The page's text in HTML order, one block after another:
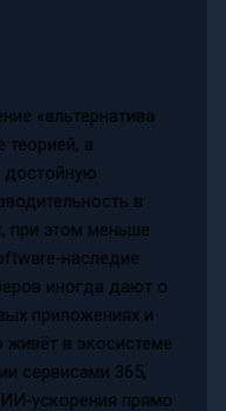
«альтернатива
теорией, а
достойную
в
при этом меньше
иногда дают о
приложениях и
живёт в экосистеме
сервисами 365,
прямо